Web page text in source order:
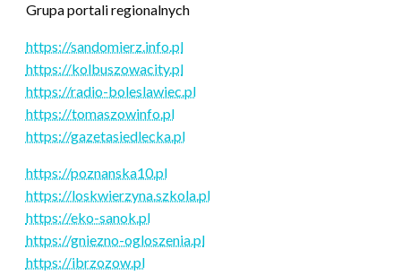
Grupa portali regionalnych
https://sandomierz.info.pl
https://kolbuszowacity.pl
https://radio-boleslawiec.pl
https://tomaszowinfo.pl
https://gazetasiedlecka.pl
https://poznanska10.pl
https://loskwierzyna.szkola.pl
https://eko-sanok.pl
https://gniezno-ogloszenia.pl
https://ibrzozow.pl